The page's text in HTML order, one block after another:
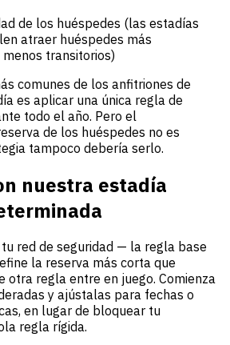
de los huéspedes (las estadías
atraer huéspedes más
transitorios)
comunes de los anfitriones de
es aplicar una única regla de
todo el año. Pero el
de los huéspedes no es
tampoco debería serlo.
nuestra estadía
red de seguridad — la regla base
la reserva más corta que
otra regla entre en juego. Comienza
y ajústalas para fechas o
en lugar de bloquear tu
regla rígida.